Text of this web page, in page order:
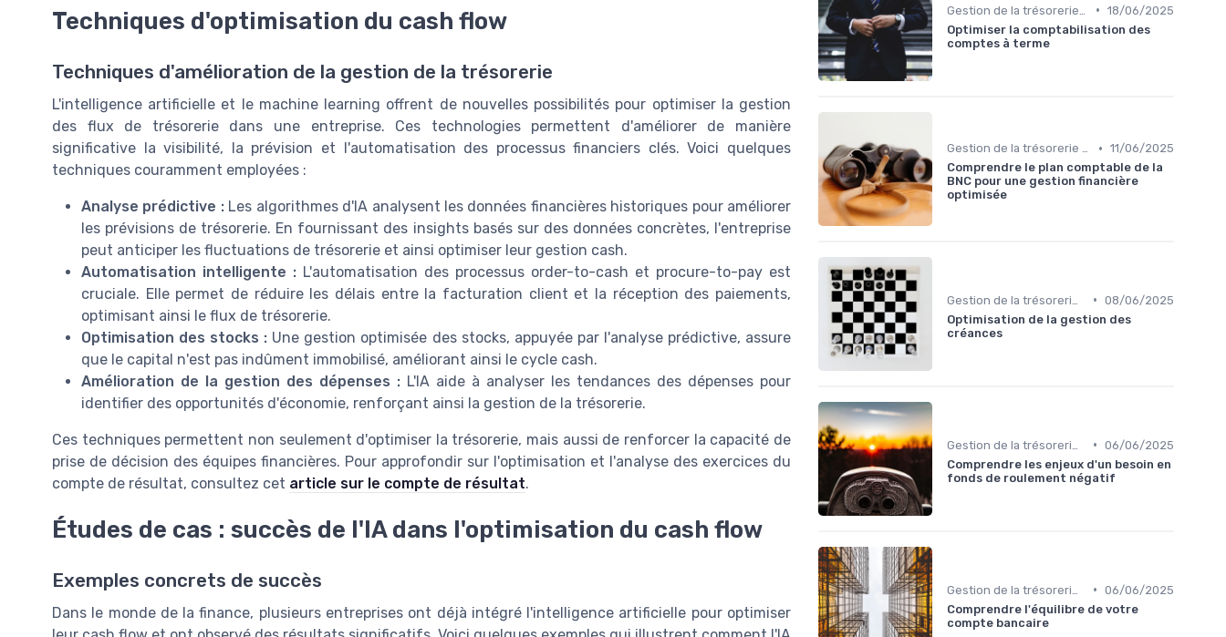
Techniques d'optimisation du cash flow
Techniques d'amélioration de la gestion de la trésorerie
L'intelligence artificielle et le machine learning offrent de nouvelles possibilités pour optimiser la gestion
des flux de trésorerie dans une entreprise. Ces technologies permettent d'améliorer de manière
significative la visibilité, la prévision et l'automatisation des processus financiers clés. Voici quelques
techniques couramment employées :
Analyse prédictive :Les algorithmes d'IA analysent les données financières historiques pour améliorer
les prévisions de trésorerie. En fournissant des insights basés sur des données concrètes, l'entreprise
peut anticiper les fluctuations de trésorerie et ainsi optimiser leur gestion cash.
Automatisation intelligente : L'automatisation des processus order-to-cash et procure-to-pay est
cruciale. Elle permet de réduire les délais entre la facturation client et la réception des paiements,
optimisant ainsi le flux de trésorerie.
Optimisation des stocks : Une gestion optimisée des stocks, appuyée par l'analyse prédictive, assure
que le capital n'est pas indûment immobilisé, améliorant ainsi le cycle cash.
Amélioration de la gestion des dépenses : L'IA aide à analyser les tendances des dépenses pour
identifier des opportunités d'économie, renforçant ainsi la gestion de la trésorerie.
Ces techniques permettent non seulement d'optimiser la trésorerie, mais aussi de renforcer la capacité de
prise de décision des équipes financières. Pour approfondir sur l'optimisation et l'analyse des exercices du
compte de résultat, consultez cet article sur le compte de résultat.
Études de cas : succès de l'IA dans l'optimisation du cash flow
Exemples concrets de succès
Dans le monde de la finance, plusieurs entreprises ont déjà intégré l'intelligence artificielle pour optimiser
• 18/06/2025
Optimiser la comptabilisation des
comptes à terme
Gestion de la trésorerie & cash management • 11/06/2025
Comprendre le plan comptable de la
BNC pour une gestion financière
optimisée
• 08/06/2025
Optimisation de la gestion des
créances
• 06/06/2025
Comprendre les enjeux d'un besoin en
fonds de roulement négatif
• 06/06/2025
Comprendre l'équilibre de votre
compte bancaire